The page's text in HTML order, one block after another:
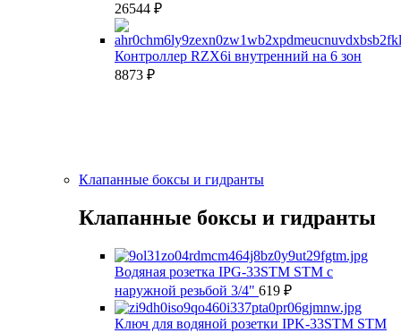
26544 ₽
Контроллер RZX6i внутренний на 6 зон
8873 ₽
Клапанные боксы и гидранты
Клапанные боксы и гидранты
Водяная розетка IPG-33STM STM с
наружной резьбой 3/4" 619 ₽
Ключ для водяной розетки IPK-33STM STM